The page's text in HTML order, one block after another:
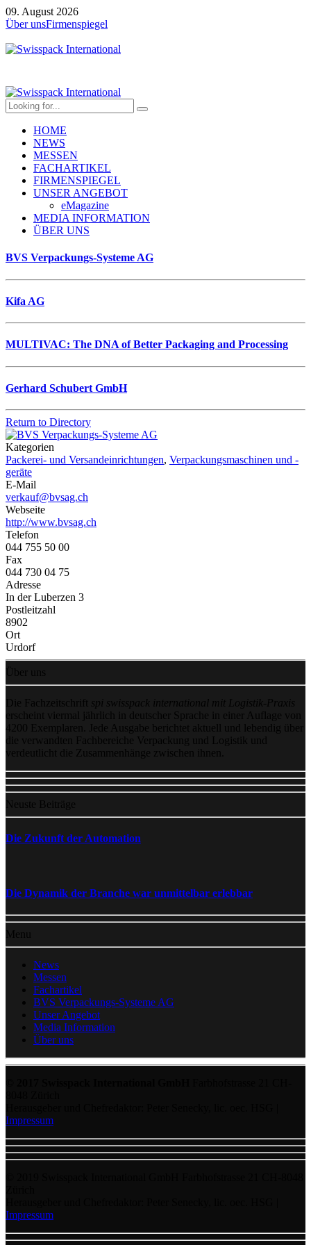
09. August 2026
Über unsFirmenspiegel
HOME
NEWS
MESSEN
FACHARTIKEL
FIRMENSPIEGEL
UNSER ANGEBOT
eMagazine
MEDIA INFORMATION
ÜBER UNS
BVS Verpackungs-Systeme AG
Kifa AG
MULTIVAC: The DNA of Better Packaging and Processing
Gerhard Schubert GmbH
Return to Directory
Kategorien
Packerei- und Versandeinrichtungen, Verpackungsmaschinen und -
geräte
E-Mail
verkauf@bvsag.ch
Webseite
http://www.bvsag.ch
Telefon
044 755 50 00
Fax
044 730 04 75
Adresse
In der Luberzen 3
Postleitzahl
8902
Ort
Urdorf
Über uns
Die Fachzeitschrift
spi swisspack international mit Logistik-Praxis
erscheint viermal jährlich in deutscher Sprache in einer Auflage von
4200 Exemplaren. Jede Ausgabe berichtet aktuell und lebendig über
die verwandten Fachbereiche Verpackung und Logistik und
verdeutlicht die Zusammenhänge zwischen ihnen.
Neuste Beiträge
Die Zukunft der Automation
Die Dynamik der Branche war unmittelbar erlebbar
Menu
News
Messen
Fachartikel
BVS Verpackungs-Systeme AG
Unser Angebot
Media Information
Über uns
Impressum
Impressum